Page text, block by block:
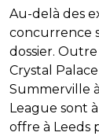
Au-delà des
concurrence
dossier.
Crystal
Summerville
League sont
offre à Leeds